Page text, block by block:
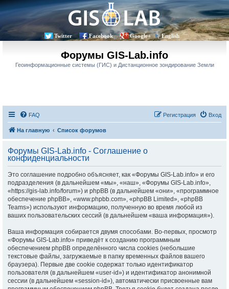
Twitter Facebook Google+ English
Форумы GIS-Lab.info
Геоинформационные системы (ГИС) и Дистанционное зондирование Земли
FAQ Вход
Регистрация
На главную Список форумов
Форумы GIS-Lab.info - Соглашение о
конфиденциальности
Это соглашение подробно объясняет, как «Форумы GIS-Lab.info» и его
подразделения (в дальнейшем «мы», «наш», «Форумы GIS-Lab.info»,
«https://gis-lab.info/forum») и phpBB (в дальнейшем «они», «программное
обеспечение phpBB», «www.phpbb.com», «phpBB Limited», «phpBB
Teams») используют информацию, полученную во время любой из
ваших пользовательских сессий (в дальнейшем «ваша информация»).
Ваша информация собирается двумя способами. Во-первых, просмотр
«Форумы GIS-Lab.info» приведёт к созданию программным
обеспечением phpBB определённого числа cookies (небольшие
текстовые файлы, загружаемые в папку временных файлов вашего
браузера). Первые две cookie содержат только идентификатор
пользователя (в дальнейшем «user-id») и идентификатор анонимной
сессии (в дальнейшем «session-id»), автоматически присвоенные вам